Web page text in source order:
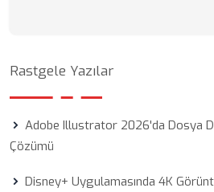
Rastgele Yazılar
Adobe Illustrator 2026'da Dosya
Çözümü
Disney+ Uygulamasında 4K